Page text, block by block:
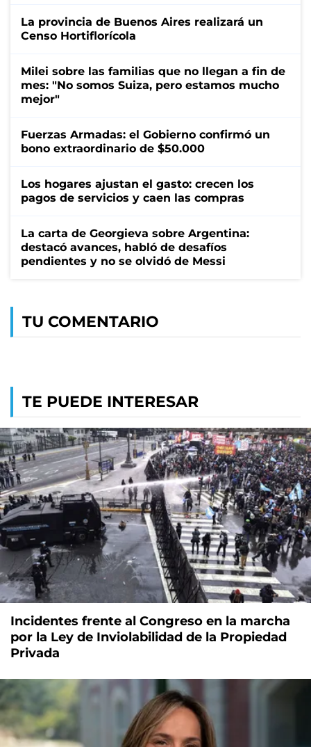
La provincia de Buenos Aires realizará un
Censo Hortiflorícola
Milei sobre las familias que no llegan a fin de
mes: "No somos Suiza, pero estamos mucho
mejor"
Fuerzas Armadas: el Gobierno confirmó un
bono extraordinario de $50.000
Los hogares ajustan el gasto: crecen los
pagos de servicios y caen las compras
La carta de Georgieva sobre Argentina:
destacó avances, habló de desafíos
pendientes y no se olvidó de Messi
TU COMENTARIO
TE PUEDE INTERESAR
Incidentes frente al Congreso en la marcha
por la Ley de Inviolabilidad de la Propiedad
Privada